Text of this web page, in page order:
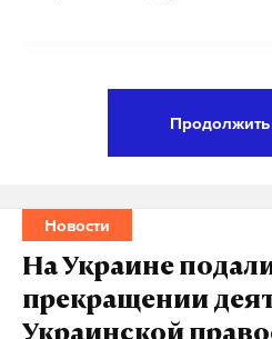
А еще мы есть в
Дзен
Продолжить
Новости
На Украине
прекращении